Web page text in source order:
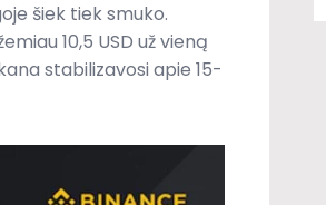
šiek tiek smuko.
10,5 USD už vieną
stabilizavosi apie 15-